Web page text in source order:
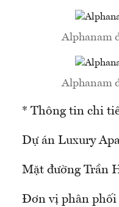
Alphanam
Alphanam
* Thông tin chi
Dự án Luxury
Mặt đường Trần
Đơn vị phân phối